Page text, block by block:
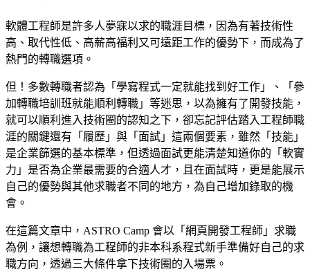
軟體工程師是許多人夢寐以求的職涯目標，因為有著技術性
高、取代性低、高薪高福利又可遠距工作的優勢下，而成為了
熱門的轉職選項。
但！多數轉職者認為「學寫程式一定就能找到好工作」、「參
加轉職培訓班就能順利轉職」等迷思，以為擁有了開發技能，
就可以順利進入技術圈的認知之下，卻忘記評估踏入工程師職
涯的關鍵還有「履歷」與「面試」這兩個要素，雖然「技能」
是企業篩選的基本標準，但透過面試更能清楚知道你的「軟實
力」是否為企業最需要的合適人才，且在面試時，更是能展示
自己的優勢與其他求職者不同的地方，為自己增加錄取的機
會。
在這篇文章中，ASTRO Camp 會以「網頁開發工程師」求職
為例，讓想轉職為工程師的非本科系程式新手準備好自己的求
職方向，透過三大條件拿下技術圈的入場票。